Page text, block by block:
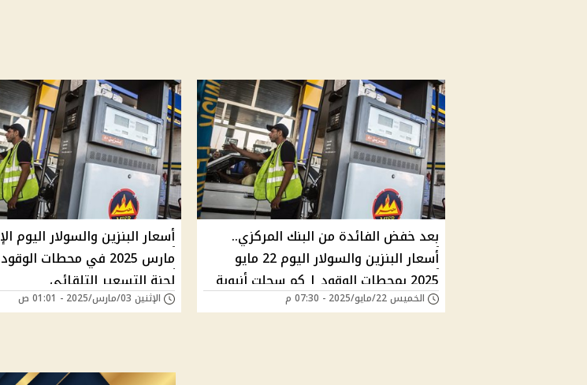
بعد خفض الفائدة من البنك المركزي..
أسعار البنزين والسولار اليوم 22 مايو
2025 بمحطات الوقود | كم سجلت أنبوبة
البوتاجاز؟
الخميس 22/مايو/2025 - 07:30 م
مارس 2025 في محطات
لجنة التسعير التلقائي
الإثنين 03/مارس/2025 - 01:01 ص